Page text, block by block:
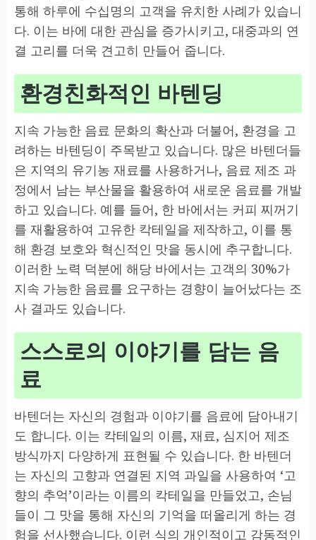
통해 하루에 수십명의 고객을 유치한 사례가 있습니
다. 이는 바에 대한 관심을 증가시키고, 대중과의 연
결 고리를 더욱 견고히 만들어 줍니다.
환경친화적인 바텐딩
지속 가능한 음료 문화의 확산과 더불어, 환경을 고
려하는 바텐딩이 주목받고 있습니다. 많은 바텐더들
은 지역의 유기농 재료를 사용하거나, 음료 제조 과
정에서 남는 부산물을 활용하여 새로운 음료를 개발
하고 있습니다. 예를 들어, 한 바에서는 커피 찌꺼기
를 재활용하여 고유한 칵테일을 제작하고, 이를 통
해 환경 보호와 혁신적인 맛을 동시에 추구합니다.
이러한 노력 덕분에 해당 바에서는 고객의 30%가
지속 가능한 음료를 요구하는 경향이 늘어났다는 조
사 결과도 있습니다.
스스로의 이야기를 담는 음
료
바텐더는 자신의 경험과 이야기를 음료에 담아내기
도 합니다. 이는 칵테일의 이름, 재료, 심지어 제조
방식까지 다양하게 표현될 수 있습니다. 한 바텐더
는 자신의 고향과 연결된 지역 과일을 사용하여 ‘고
향의 추억’이라는 이름의 칵테일을 만들었고, 손님
들이 그 맛을 통해 자신의 기억을 떠올리게 하는 경
험을 선사했습니다. 이런 식의 개인적이고 감동적인